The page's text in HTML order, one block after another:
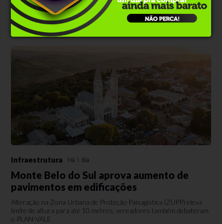
Liminar obtida pela defesa de investigado interrompeu o
procedimento em Gramado; Seapi alega risco sanitário por falta de
comprovação de origem das aves.
Infraestrutura Há 1 dia
Monte Belo do Sul aprova aumento de
pavimentos em edificações
Alteração na Zona Urbana de Proteção Paisagística (ZUPP) eleva
limite de altura para até 10 metros; vereadores também debateram
o PLAN-VALE